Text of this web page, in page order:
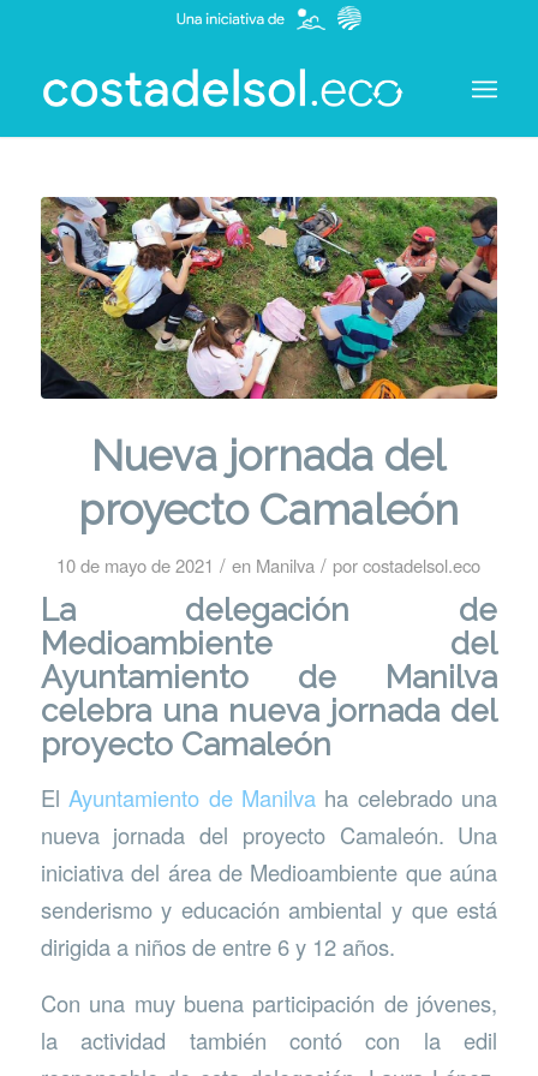
Nueva jornada del
proyecto Camaleón
10 de mayo de 2021 / en Manilva / porcostadelsol.eco
La delegación de
Medioambiente del
Ayuntamiento de Manilva
celebra una nueva jornada del
proyecto Camaleón
ElAyuntamiento de Manilva ha celebrado una
nueva jornada del proyecto Camaleón. Una
iniciativa del área de Medioambiente que aúna
senderismo y educación ambiental y que está
dirigida a niños de entre 6 y 12 años.
Con una muy buena participación de jóvenes,
la actividad también contó con la edil